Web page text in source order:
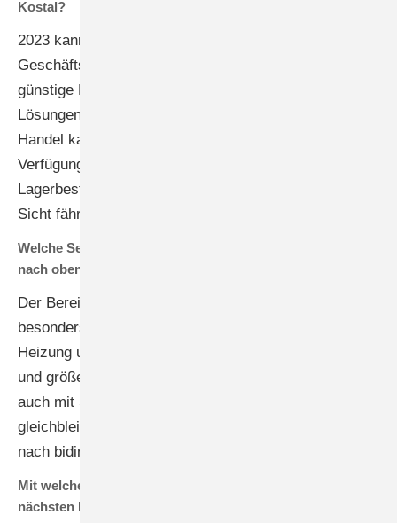
Kostal?
2023 kann die Kostal Solar Electric das bislang beste
Geschäftsjahr verzeichnen. Allgemein sehen wir eine
günstige Marktentwicklung, starke Nachfrage nach
Lösungen von Herstellern aus Deutschland. Der
Handel kann liefern, das Handwerk steht besser zur
Verfügung. Einzige Hemmungen entstehen durch hohe
Lagerbestände und einem vorsichtigen Handel, der auf
Sicht fährt.
Welche Segmente laufen gut und wo gibt es noch Luft
nach oben?
Der Bereich Wohngebäude läuft hervorragend
besonders mit Speicherkopplung und vermehrt mit
Heizung und Warmwasser. Der Bereich der kleinen
und größeren Gewerbebetriebe nimmt derzeit zu –
auch mit Speicher. Die Nachfrage nach Ladelösung ist
gleichbleibend gut bei jetzt schon hoher Nachfrage
nach bidirektinalen Wallboxen.
Mit welcher Marktentwicklung rechnen Sie in den
nächsten Monaten?